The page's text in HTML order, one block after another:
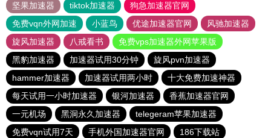
坚果加速器
tiktok加速器
狗急加速器官网
免费vqn外网加速
小蓝鸟 优途加速器官网
风驰加速器
旋风加速器
八戒看书
免费vps加速器外网苹果版
黑豹加速器
加速器试用30分钟
旋风pvn加速器
hammer加速器
加速器试用两小时
十大免费加速神器
每天试用一小时加速器
银河加速器
香蕉加速器官网
一元机场
黑洞永久加速器
telegeram苹果加速器
免费vqn试用7天
手机外国加速器官网
186下载站